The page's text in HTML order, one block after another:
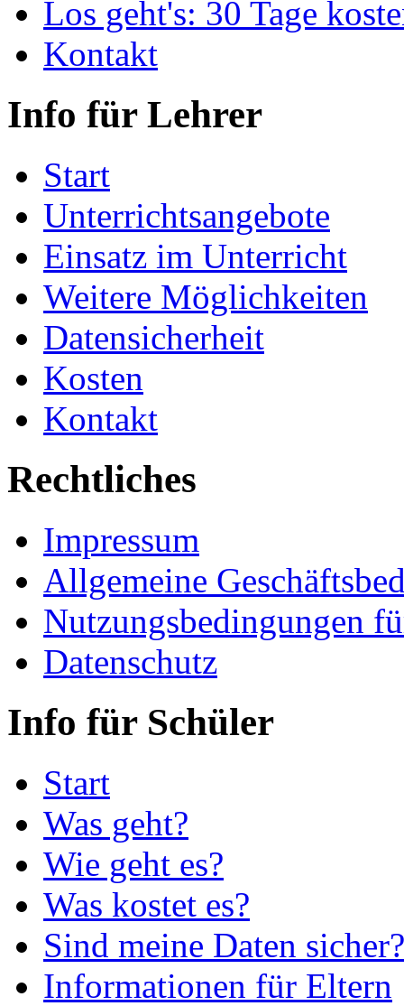
Los geht's: 30 Tage
Kontakt
Info für Lehrer
Start
Unterrichtsangebote
Einsatz im Unterricht
Weitere Möglichkeiten
Datensicherheit
Kosten
Kontakt
Rechtliches
Impressum
Allgemeine
Nutzungsbedingungen
Datenschutz
Info für Schüler
Start
Was geht?
Wie geht es?
Was kostet es?
Sind meine Daten sicher?
Informationen für Eltern